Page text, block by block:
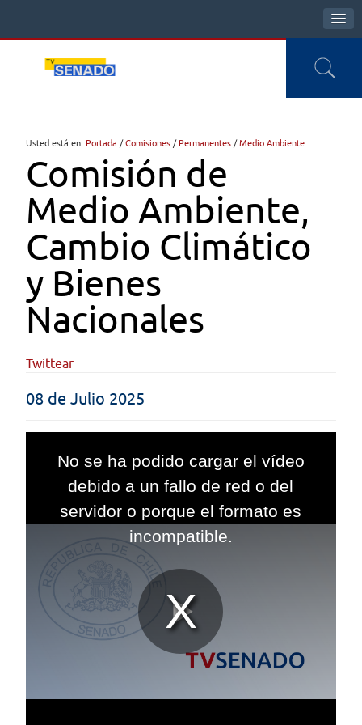
Usted está en: Portada /Comisiones / Permanentes /Medio Ambiente
Comisión de
Medio Ambiente,
Cambio Climático
y Bienes
Nacionales
Twittear
08 de Julio 2025
window.
No se ha podido cargar el vídeo
debido a un fallo de red o del
servidor o porque el formato es
incompatible.